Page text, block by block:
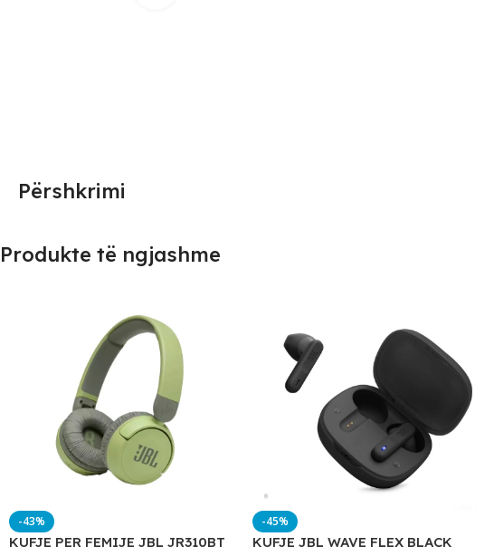
Përshkrimi
Produkte të ngjashme
-43%
KUFJE PER FEMIJE JBL JR310BT
-45%
KUFJE JBL WAVE FLEX BLACK